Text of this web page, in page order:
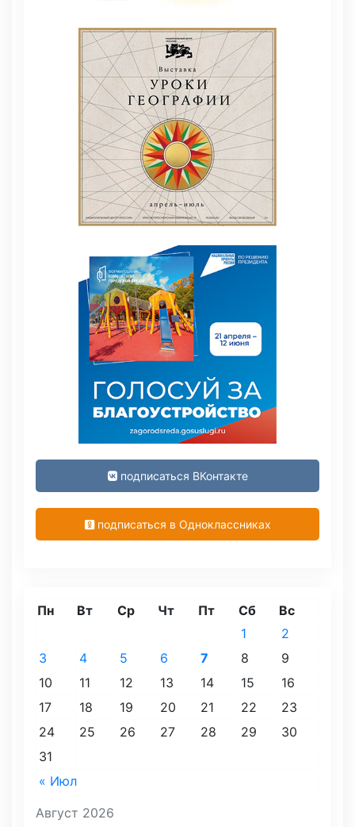
подписаться ВКонтакте
подписаться в Одноклассниках
Август 2026
Пн Вт Ср Чт Пт Сб Вс
« Июл
1
2
3
4 5 6 7 8
9
10
11 12 13 14 15
16
17
18 19 20 21 22
23
24
25 26 27 28 29
30
31